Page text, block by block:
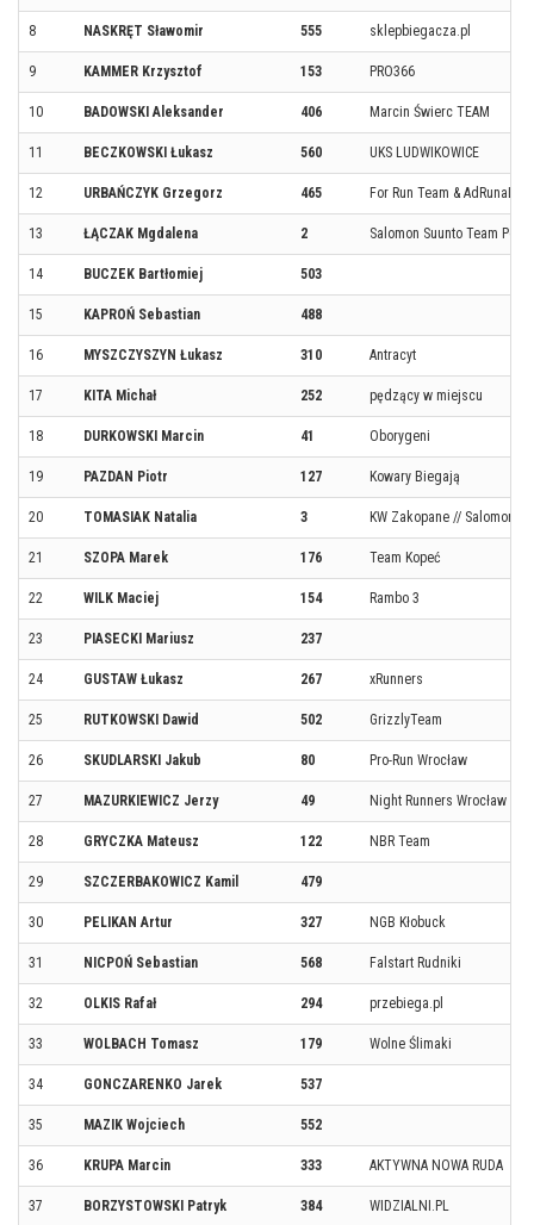
8 NASKRĘT Sławomir 555 sklepbiegacza.pl
9 KAMMER Krzysztof 153 PRO366
10 BADOWSKI Aleksander 406 Marcin Świerc TEAM
11 BECZKOWSKI Łukasz 560 UKS LUDWIKOWICE
12 URBAŃCZYK Grzegorz 465 For Run Team & AdRunaLina
13 ŁĄCZAK Mgdalena 2 Salomon Suunto Team
14 BUCZEK Bartłomiej 503
15 KAPROŃ Sebastian 488
16 MYSZCZYSZYN Łukasz 310 Antracyt
17 KITA Michał 252 pędzący w miejscu
18 DURKOWSKI Marcin 41 Oborygeni
19 PAZDAN Piotr 127 Kowary Biegają
20 TOMASIAK Natalia 3 KW Zakopane // Salomon
21 SZOPA Marek 176 Team Kopeć
22 WILK Maciej 154 Rambo 3
23 PIASECKI Mariusz 237
24 GUSTAW Łukasz 267 xRunners
25 RUTKOWSKI Dawid 502 GrizzlyTeam
26 SKUDLARSKI Jakub 80 Pro-Run Wrocław
27 MAZURKIEWICZ Jerzy 49 Night Runners Wrocław
28 GRYCZKA Mateusz 122 NBR Team
29 SZCZERBAKOWICZ Kamil 479
30 PELIKAN Artur 327 NGB Kłobuck
31 NICPOŃ Sebastian 568 Falstart Rudniki
32 OLKIS Rafał 294 przebiega.pl
33 WOLBACH Tomasz 179 Wolne Ślimaki
34 GONCZARENKO Jarek 537
35 MAZIK Wojciech 552
36 KRUPA Marcin 333 AKTYWNA NOWA RUDA
37 BORZYSTOWSKI Patryk 384 WIDZIALNI.PL